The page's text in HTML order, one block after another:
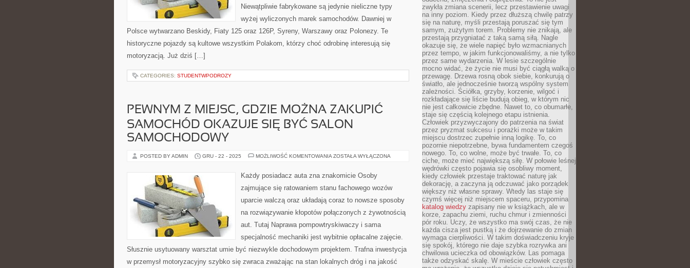
Niewątpliwie fabrykowane są jedynie nieliczne typy
wyżej wyliczonych marek samochodów. Dawniej w
Polsce wytwarzano Beskidy, Fiaty 125 oraz 126P, Syreny, Warszawy oraz Polonezy. Te
historyczne pojazdy są kultowe wszystkim Polakom, którzy choć odrobinę interesują się
motoryzacją. Już dziś […]
CATEGORIES: STUDENTWPODROZY
PEWNYM Z MIEJSC, GDZIE MOŻNA ZAKUPIĆ
SAMOCHÓD OKAZUJE SIĘ BYĆ SALON
SAMOCHODOWY
POSTED BY ADMIN GRU - 22 - 2025 MOŻLIWOŚĆ KOMENTOWANIA PEWNYM
GDZIE
MOŻNA
SAMOCHÓD
SIĘ
SALON
SAMOCHODOWY
ZOSTAŁA WYŁĄCZONA
Każdy posiadacz auta zna znakomicie Osoby
zajmujące się ratowaniem stanu fachowego wozów
uparcie walczą oraz układają coraz to nowsze sposoby
na rozwiązywanie kłopotów połączonych z żywotnością
aut. Tutaj Naprawa pompowtryskiwaczy i sama
specjalność mechaniki jest wybitnie opłacalne zajęcie.
Słusznie usytuowany warsztat umie być niezwykle dochodowym projektem. Trafna inwestycja
w przemysł motoryzacyjny szybko się zwraca zważając na stan lokalnych dróg i na jakość
zwykła zmiana scenerii, lecz przestawienie uwagi
na inny poziom. Kiedy przez dłuższą chwilę patrzy
się na naturę, myśli przestają poruszać się tym
samym, zużytym torem. Problemy nie znikają, ale
przestają przygniatać z taką samą siłą. Nagle
okazuje się, że wiele napięć było wzmacnianych
przez tempo, w jakim funkcjonowaliśmy, a nie tylko
przez same wydarzenia. W lesie szczególnie
mocno widać, że życie nie musi być ciągłą walką o
przewagę. Drzewa rosną obok siebie, konkurują o
światło, ale jednocześnie tworzą wspólny system
zależności. Ściółka, grzyby, korzenie, wilgoć i
rozkładające się liście budują obieg, w którym nic
nie jest całkowicie zbędne. Nawet to, co obumarłe,
staje się częścią kolejnego etapu istnienia.
Człowiek przyzwyczajony do patrzenia na świat
przez pryzmat sukcesu i porażki może w takim
miejscu dostrzec zupełnie inną logikę. To, co
pozornie niepotrzebne, bywa fundamentem czegoś
nowego. To, co wolne, może być trwałe. To, co
ciche, może mieć największą siłę. W połowie leśnej
wędrówki często pojawia się osobliwy moment,
kiedy człowiek przestaje traktować naturę jak
dekorację, a zaczyna ją odczuwać jako porządek
większy niż własne sprawy. Wtedy las staje się
czymś więcej niż miejscem spaceru, przypomina
katalog wiedzy zapisany nie w książkach, ale w
korze, zapachu ziemi, ruchu chmur i zmienności
pór roku. Uczy, że wszystko ma swój czas, że nie
każda cisza jest pustką i że dojrzewanie do zmian
wymaga cierpliwości. W takim doświadczeniu kryje
się spokój, którego nie daje szybka rozrywka ani
chwilowa ucieczka od obowiązków. Las pomaga
także odzyskać skalę. W mieście człowiek często